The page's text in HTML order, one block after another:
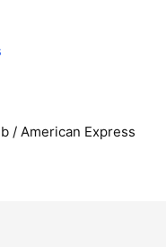
/ American Express